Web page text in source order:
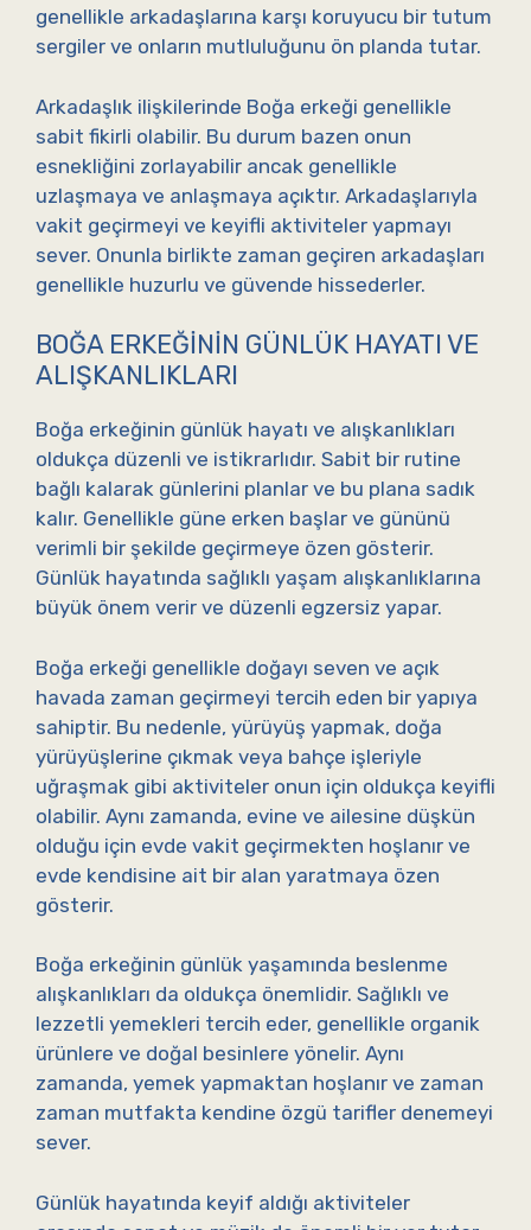
genellikle arkadaşlarına karşı koruyucu bir tutum
sergiler ve onların mutluluğunu ön planda tutar.
Arkadaşlık ilişkilerinde Boğa erkeği genellikle
sabit fikirli olabilir. Bu durum bazen onun
esnekliğini zorlayabilir ancak genellikle
uzlaşmaya ve anlaşmaya açıktır. Arkadaşlarıyla
vakit geçirmeyi ve keyifli aktiviteler yapmayı
sever. Onunla birlikte zaman geçiren arkadaşları
genellikle huzurlu ve güvende hissederler.
BOĞA ERKEĞININ GÜNLÜK HAYATI VE
ALIŞKANLIKLARI
Boğa erkeğinin günlük hayatı ve alışkanlıkları
oldukça düzenli ve istikrarlıdır. Sabit bir rutine
bağlı kalarak günlerini planlar ve bu plana sadık
kalır. Genellikle güne erken başlar ve gününü
verimli bir şekilde geçirmeye özen gösterir.
Günlük hayatında sağlıklı yaşam alışkanlıklarına
büyük önem verir ve düzenli egzersiz yapar.
Boğa erkeği genellikle doğayı seven ve açık
havada zaman geçirmeyi tercih eden bir yapıya
sahiptir. Bu nedenle, yürüyüş yapmak, doğa
yürüyüşlerine çıkmak veya bahçe işleriyle
uğraşmak gibi aktiviteler onun için oldukça keyifli
olabilir. Aynı zamanda, evine ve ailesine düşkün
olduğu için evde vakit geçirmekten hoşlanır ve
evde kendisine ait bir alan yaratmaya özen
gösterir.
Boğa erkeğinin günlük yaşamında beslenme
alışkanlıkları da oldukça önemlidir. Sağlıklı ve
lezzetli yemekleri tercih eder, genellikle organik
ürünlere ve doğal besinlere yönelir. Aynı
zamanda, yemek yapmaktan hoşlanır ve zaman
zaman mutfakta kendine özgü tarifler denemeyi
sever.
Günlük hayatında keyif aldığı aktiviteler